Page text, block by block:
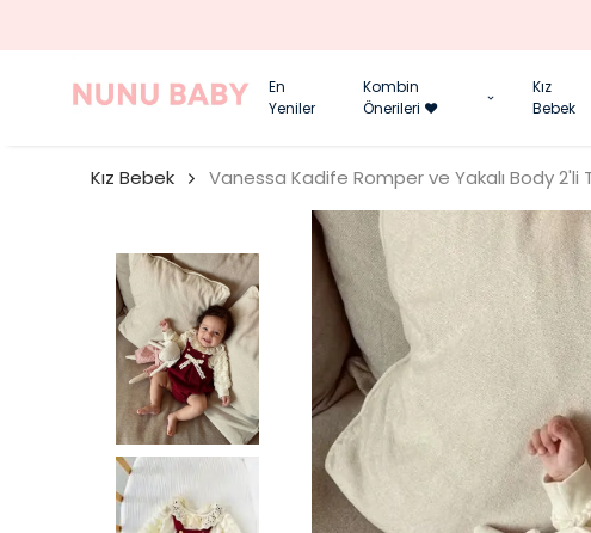
En
Yeniler
Kombin
Önerileri ❤️
Kız
Bebek
Kız Bebek Vanessa Kadife Romper ve Yakalı Body 2'li